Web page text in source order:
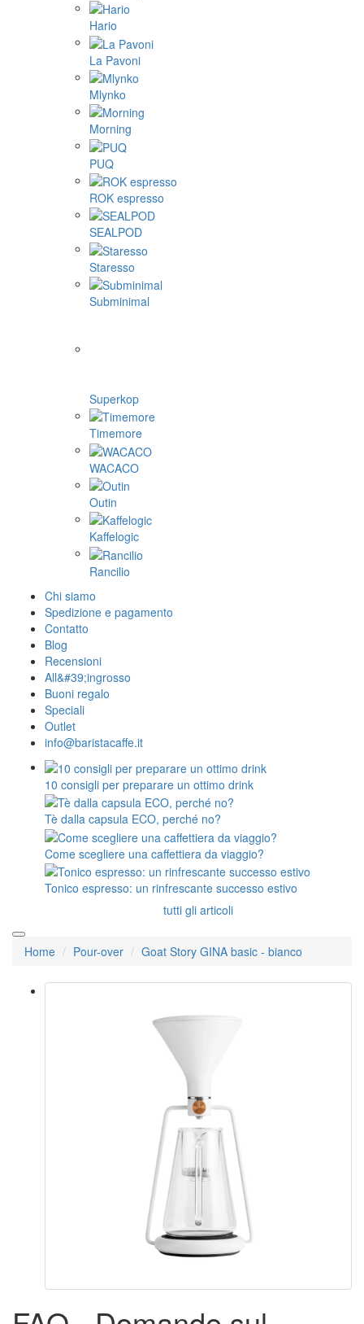
Hario
La Pavoni
Mlynko
Morning
PUQ
ROK espresso
SEALPOD
Staresso
Subminimal
Superkop
Timemore
WACACO
Outin
Kaffelogic
Rancilio
Chi siamo
Spedizione e pagamento
Contatto
Blog
Recensioni
All&#39;ingrosso
Buoni regalo
Speciali
Outlet
info@baristacaffe.it
10 consigli per preparare un ottimo drink
Tè dalla capsula ECO, perché no?
Come scegliere una caffettiera da viaggio?
Tonico espresso: un rinfrescante successo estivo
tutti gli articoli
Home Pour-over Goat Story GINA basic - bianco